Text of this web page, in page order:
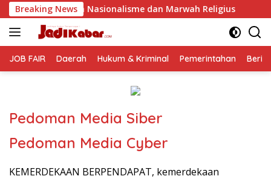
Langsung
ke
konten
Breaking Newsdan Marwah Religius Jelang Perayaan HUT
JOB FAIR Daerah Hukum & Kriminal Pemerintahan
Pedoman Media Siber
Pedoman Media Cyber
KEMERDEKAAN BERPENDAPAT, kemerdekaan